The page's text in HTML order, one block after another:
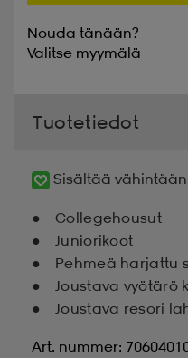
Nouda tänään?
Valitse myymälä
Tuotetiedot
Sisältää
Collegehousut
Juniorikoot
Pehmeä harjattu
Joustava vyötärö
Joustava resori
Art. nummer: